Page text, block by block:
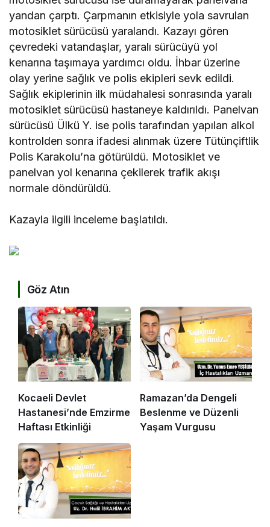
yandan çarptı. Çarpmanın etkisiyle yola savrulan
motosiklet sürücüsü yaralandı. Kazayı gören
çevredeki vatandaşlar, yaralı sürücüyü yol
kenarına taşımaya yardımcı oldu. İhbar üzerine
olay yerine sağlık ve polis ekipleri sevk edildi.
Sağlık ekiplerinin ilk müdahalesi sonrasında yaralı
motosiklet sürücüsü hastaneye kaldırıldı. Panelvan
sürücüsü Ülkü Y. ise polis tarafından yapılan alkol
kontrolden sonra ifadesi alınmak üzere Tütünçiftlik
Polis Karakolu’na götürüldü. Motosiklet ve
panelvan yol kenarına çekilerek trafik akışı
normale döndürüldü.
Kazayla ilgili inceleme başlatıldı.
Göz Atın
Kocaeli Devlet
Hastanesi’nde Emzirme
Haftası Etkinliği
Ramazan’da Dengeli
Beslenme ve Düzenli
Yaşam Vurgusu